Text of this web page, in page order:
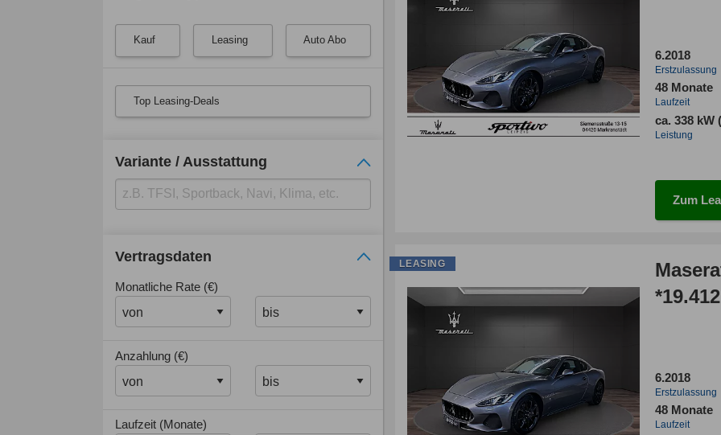
Kauf Leasing Auto Abo
Top Leasing-Deals
Variante / Ausstattung
Vertragsdaten
Monatliche Rate (€)
Anzahlung (€)
Laufzeit (Monate)
6.2018
Erstzulassung
48 Monate
Laufzeit
ca. 338 kW
Leistung
Zum
6.2018
Erstzulassung
48 Monate
Laufzeit
LEASING